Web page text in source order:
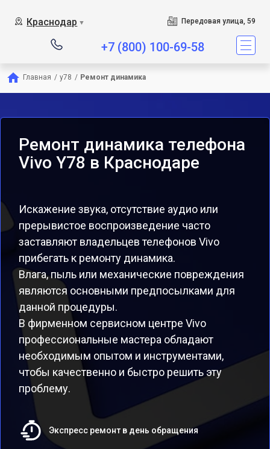
Краснодар ▼ Передовая улица, 59
+7 (800) 100-69-58
Главная / y78 / Ремонт динамика
Ремонт динамика телефона
Vivo Y78 в Краснодаре
Искажение звука, отсутствие аудио или
прерывистое воспроизведение часто
заставляют владельцев телефонов Vivo
прибегать к ремонту динамика.
Влага, пыль или механические повреждения
являются основными предпосылками для
данной процедуры.
В фирменном сервисном центре Vivo
профессиональные мастера обладают
необходимым опытом и инструментами,
чтобы качественно и быстро решить эту
проблему.
Экспресс ремонт в день обращения